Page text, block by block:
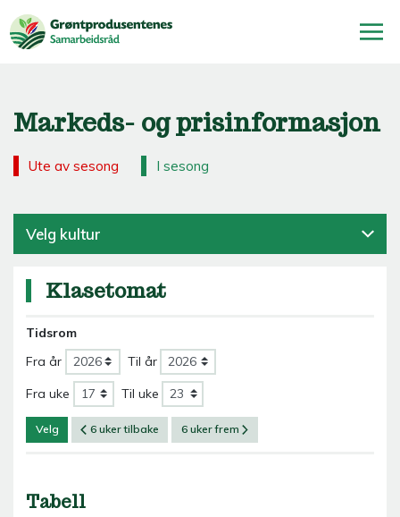
Markeds- og prisinformasjon
Ute av sesong I sesong
Velg kultur
Klasetomat
Tidsrom
Fra år
Til år
Fra uke Til uke
Velg 6 uker tilbake 6 uker frem
Tabell